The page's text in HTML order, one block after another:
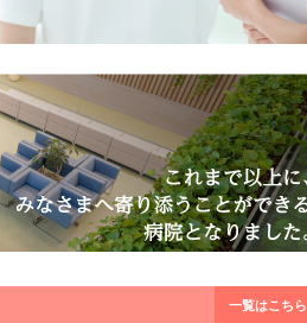
一覧はこちら